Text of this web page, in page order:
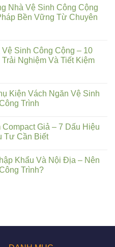
Nhà Vệ Sinh Công Cộng
Bền Vững Từ Chuyên
Sinh Công Cộng – 10
Nghiệm Và Tiết Kiệm
Kiện Vách Ngăn Vệ Sinh
Trình
Giả – 7 Dấu Hiệu
Tư Cần Biết
Khẩu Và Nội Địa – Nên
Trình?